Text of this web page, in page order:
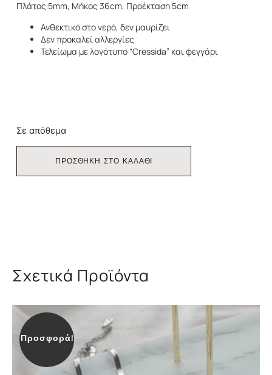
Πλάτος 5mm, Μήκος 36cm, Προέκταση 5cm
Ανθεκτικό στο νερό, δεν μαυρίζει
Δεν προκαλεί αλλεργίες
Τελείωμα με λογότυπο “Cressida” και φεγγάρι
Σε απόθεμα
ΠΡΟΣΘΗΚΗ ΣΤΟ ΚΑΛΑΘΙ
Σχετικά Προϊόντα
Προσφορά!